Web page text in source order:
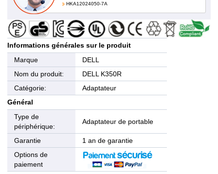
HKA12024050-7A
Informations générales sur le produit
Marque
DELL
Nom du produit:
DELL K350R
Catégorie:
Adaptateur
Général
Type de
périphérique:
Adaptateur de portable
Garantie
1 an de garantie
Options de
paiement